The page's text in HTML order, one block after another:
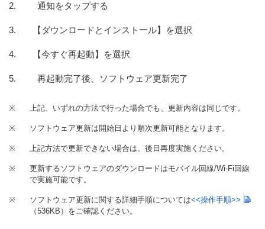
通知をタップする
【ダウンロードとインストール】を選択
【今すぐ再起動】を選択
再起動完了後、ソフトウェア更新完了
※ 上記、いずれの方法で行った場合でも、更新内容は同じです。
※ ソフトウェア更新は開始日より順次更新可能となります。
※ 上記方法で更新できない場合は、後日再度実施ください。
※
更新するソフトウェアのダウンロードはモバイル回線/Wi-Fi回線
で実施可能です。
※ ソフトウェア更新に関する詳細手順については<<操作手順>>
（536KB） をご確認ください。